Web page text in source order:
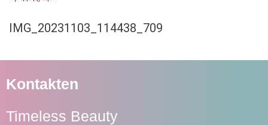
IMG_20231103_114438_709
Kontakten
Timeless Beauty